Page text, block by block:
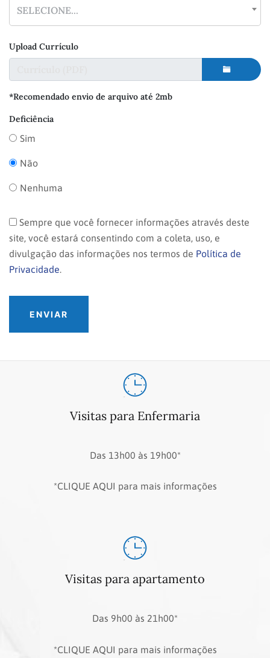
SELECIONE...
Upload Currículo
*Recomendado envio de arquivo até 2mb
Deficiência
Sim
Não
Nenhuma
Sempre que você fornecer informações através deste
site, você estará consentindo com a coleta, uso, e
divulgação das informações nos termos de Política de
Privacidade.
ENVIAR
Visitas para Enfermaria
Das 13h00 às 19h00*
*CLIQUE AQUI para mais informações
Visitas para apartamento
Das 9h00 às 21h00*
*CLIQUE AQUI para mais informações